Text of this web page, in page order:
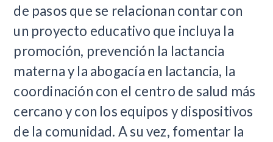
de pasos que se relacionan contar con
un proyecto educativo que incluya la
promoción, prevención la lactancia
materna y la abogacía en lactancia, la
coordinación con el centro de salud más
cercano y con los equipos y dispositivos
de la comunidad. A su vez, fomentar la